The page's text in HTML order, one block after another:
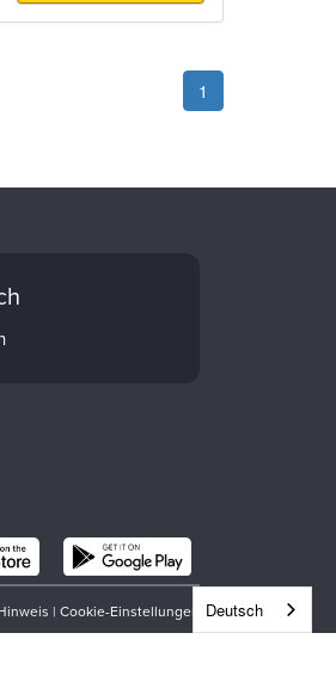
1
| Cookie-Einstellungen Deutsch